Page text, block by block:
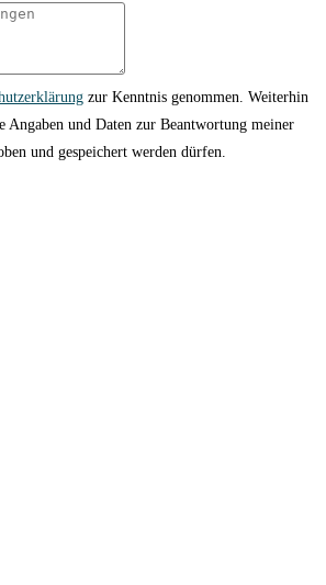
zur Kenntnis genommen. Weiterhin
Angaben und Daten zur Beantwortung meiner
und gespeichert werden dürfen.